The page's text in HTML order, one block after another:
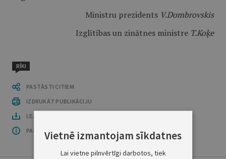
Ministru prezidents V.Dombrovskis
Izglītības un zinātnes ministre T.Koķe
RĪKI
PASTĀSTI CITIEM
IZDRUKĀT PUBLIKĀCIJU
LEJUPLĀDĒT LAIDIENU (PDF)
PAR OFICIĀLO IZDEVUMU
Vietnē izmantojam sīkdatnes
Lai vietne pilnvērtīgi darbotos, tiek